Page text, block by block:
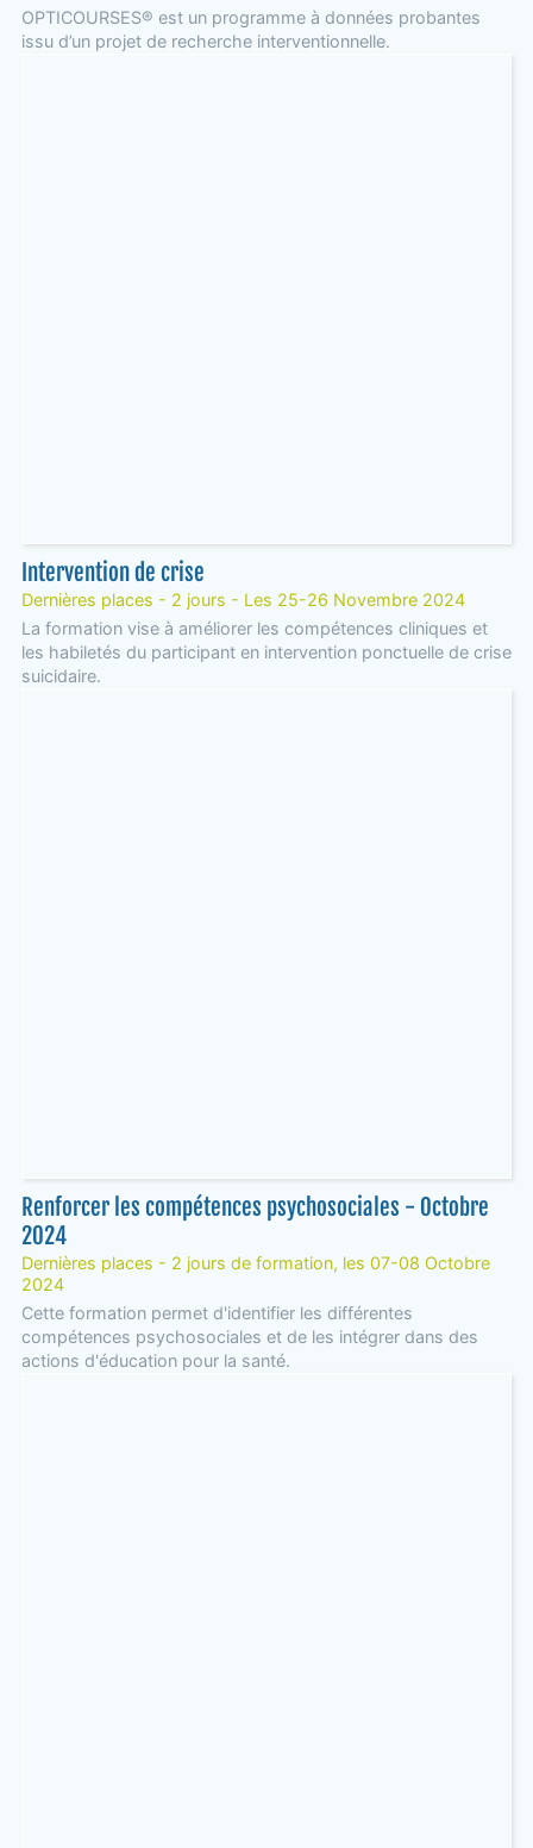
OPTICOURSES® est un programme à données probantes
issu d’un projet de recherche interventionnelle.
Intervention de crise
Dernières places - 2 jours - Les 25-26 Novembre 2024
La formation vise à améliorer les compétences cliniques et
les habiletés du participant en intervention ponctuelle de crise
suicidaire.
Renforcer les compétences psychosociales - Octobre
2024
Dernières places - 2 jours de formation, les 07-08 Octobre
2024
Cette formation permet d'identifier les différentes
compétences psychosociales et de les intégrer dans des
actions d'éducation pour la santé.